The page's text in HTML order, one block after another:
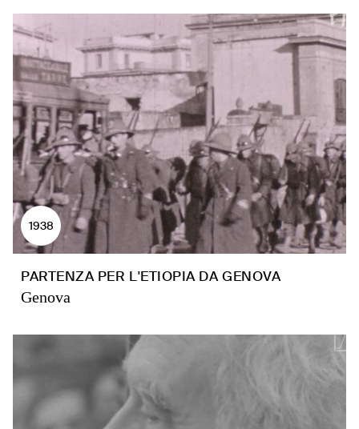
1938
PARTENZA PER L'ETIOPIA DA GENOVA
Genova